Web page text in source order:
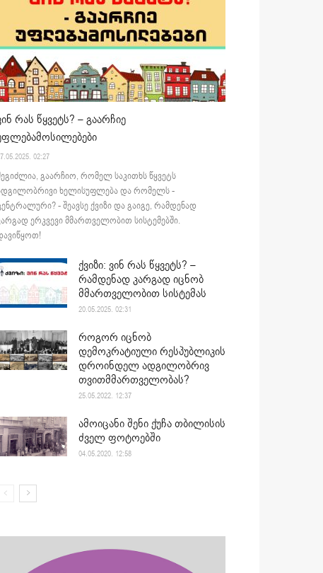
რას წყვეტს? – გაარჩიე
02:27
გაარჩიო, რომელ საკითხს წყვეტს
ხელისუფლება და რომელს -
- შეავსე ქვიზი და გაიგე, რამდენად
ერკვევი მმართველობით სისტემებში.
ქვიზი: ვინ რას წყვეტს? –
რამდენად კარგად იცნობ
მმართველობით სისტემას
20.05.2025. 02:31
როგორ იცნობ
დემოკრატიული რესპუბლიკის
დროინდელ ადგილობრივ
თვითმმართველობას?
25.05.2022. 12:37
ამოიცანი შენი ქუჩა თბილისის
ძველ ფოტოებში
04.05.2020. 12:58